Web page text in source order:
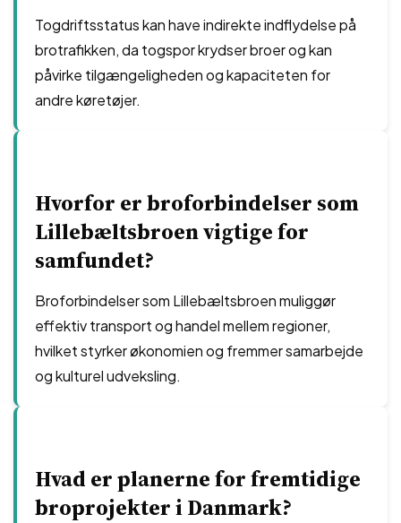
Togdriftsstatus kan have indirekte indflydelse på
brotrafikken, da togspor krydser broer og kan
påvirke tilgængeligheden og kapaciteten for
andre køretøjer.
Hvorfor er broforbindelser som
Lillebæltsbroen vigtige for
samfundet?
Broforbindelser som Lillebæltsbroen muliggør
effektiv transport og handel mellem regioner,
hvilket styrker økonomien og fremmer samarbejde
og kulturel udveksling.
Hvad er planerne for fremtidige
broprojekter i Danmark?